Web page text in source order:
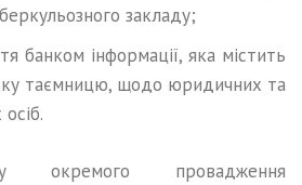
закладу;
банком інформації, яка містить
таємницю, щодо юридичних та
окремого провадження